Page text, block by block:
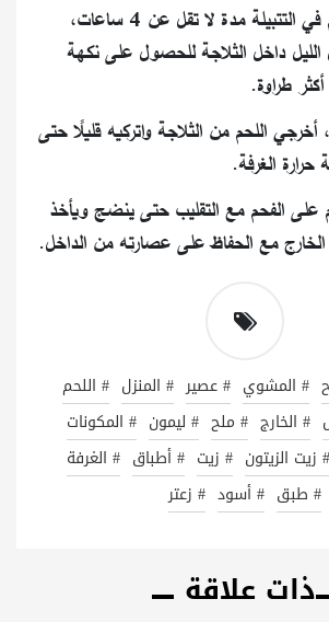
- اتركي اللحم في التتبيلة مدة لا تقل عن 4 ساعات،
داخل الثلاجة للحصول على نكهة
طراوة.
اللحم من الثلاجة واتركيه قليلًا حتى
الغرفة.
الفحم مع التقليب حتى ينضج ويأخذ
الخارج مع الحفاظ على عصارته من الداخل.
# المشوي # عصير # المنزل # اللحم
# الخارج # ملح # ليمون # المكونات
# زيت الزيتون # زيت # أطباق # الغرفة
# طبق # أسود # زعتر
ذات علاقة